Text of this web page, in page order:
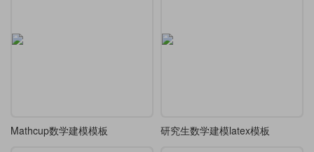
Mathcup数学建模模板 研究生数学建模latex模板